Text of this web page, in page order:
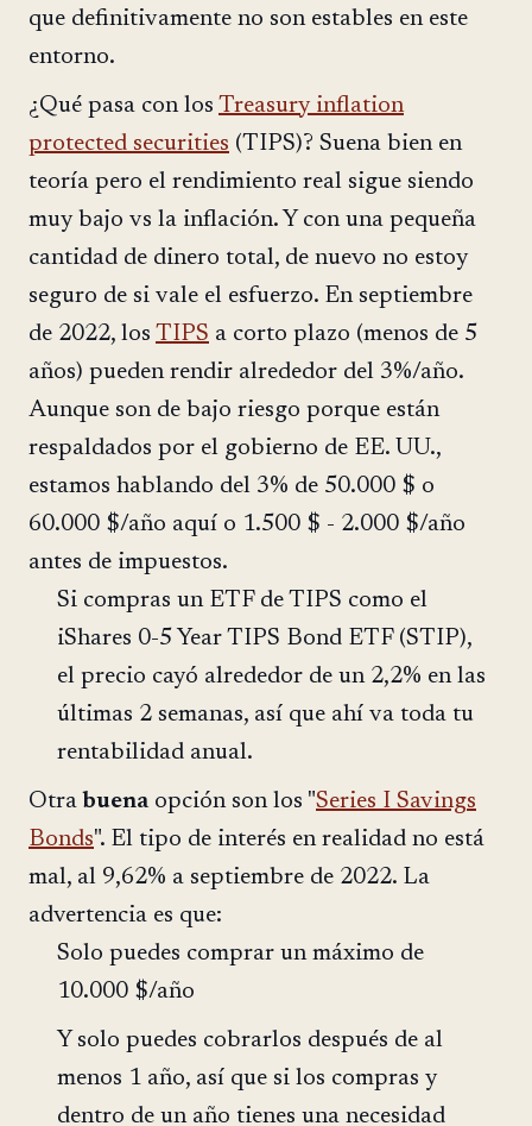
que definitivamente no son estables en este
entorno.
¿Qué pasa con los Treasury inflation
protected securities (TIPS)? Suena bien en
teoría pero el rendimiento real sigue siendo
muy bajo vs la inflación. Y con una pequeña
cantidad de dinero total, de nuevo no estoy
seguro de si vale el esfuerzo. En septiembre
de 2022, los TIPS a corto plazo (menos de 5
años) pueden rendir alrededor del 3%/año.
Aunque son de bajo riesgo porque están
respaldados por el gobierno de EE. UU.,
estamos hablando del 3% de 50.000 $ o
60.000 $/año aquí o 1.500 $ - 2.000 $/año
antes de impuestos.
Si compras un ETF de TIPS como el
iShares 0-5 Year TIPS Bond ETF (STIP),
el precio cayó alrededor de un 2,2% en las
últimas 2 semanas, así que ahí va toda tu
rentabilidad anual.
Otrabuenaopción son los "Series I Savings
Bonds". El tipo de interés en realidad no está
mal, al 9,62% a septiembre de 2022. La
advertencia es que:
Solo puedes comprar un máximo de
10.000 $/año
Y solo puedes cobrarlos después de al
menos 1 año, así que si los compras y
dentro de un año tienes una necesidad